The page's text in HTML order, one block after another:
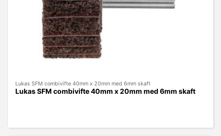
Lukas SFM combivifte 40mm x 20mm med 6mm skaft
Lukas SFM combivifte 40mm x 20mm med 6mm skaft